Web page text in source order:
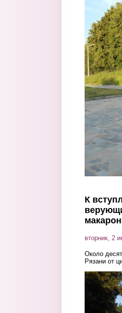
К
вторник, 2
Около
Рязани от
3.jpg